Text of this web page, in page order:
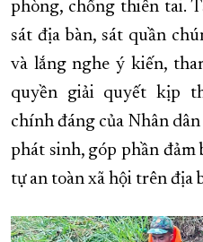
phòng, chống thiên tai.
sát địa bàn, sát quần
và lắng nghe ý kiến,
quyền giải quyết kịp
chính đáng của Nhân
phát sinh, góp phần
tự an toàn xã hội trên địa